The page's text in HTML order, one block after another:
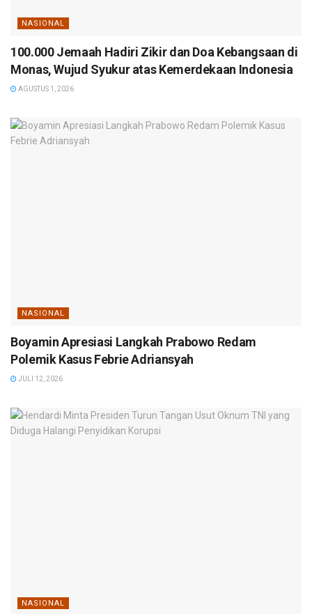
NASIONAL
100.000 Jemaah Hadiri Zikir dan Doa Kebangsaan di
Monas, Wujud Syukur atas Kemerdekaan Indonesia
AGUSTUS 1, 2026
NASIONAL
Boyamin Apresiasi Langkah Prabowo Redam
Polemik Kasus Febrie Adriansyah
JULI 12, 2026
NASIONAL